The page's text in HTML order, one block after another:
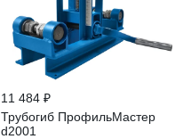
11 484 ₽
Трубогиб ПрофильМастер
d2001